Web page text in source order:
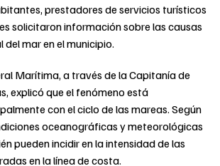
prestadores de servicios turísticos
solicitaron información sobre las causas
mar en el municipio.
Marítima, a través de la Capitanía de
explicó que el fenómeno está
con el ciclo de las mareas. Según
oceanográficas y meteorológicas
pueden incidir en la intensidad de las
en la línea de costa.